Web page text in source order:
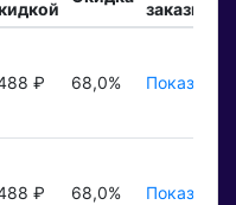
заказы
₽ 68,0% Показать ₽
₽ 68,0% Показать ₽